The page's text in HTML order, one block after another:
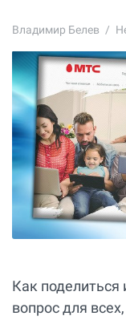
Владимир Белев
Как
вопрос для